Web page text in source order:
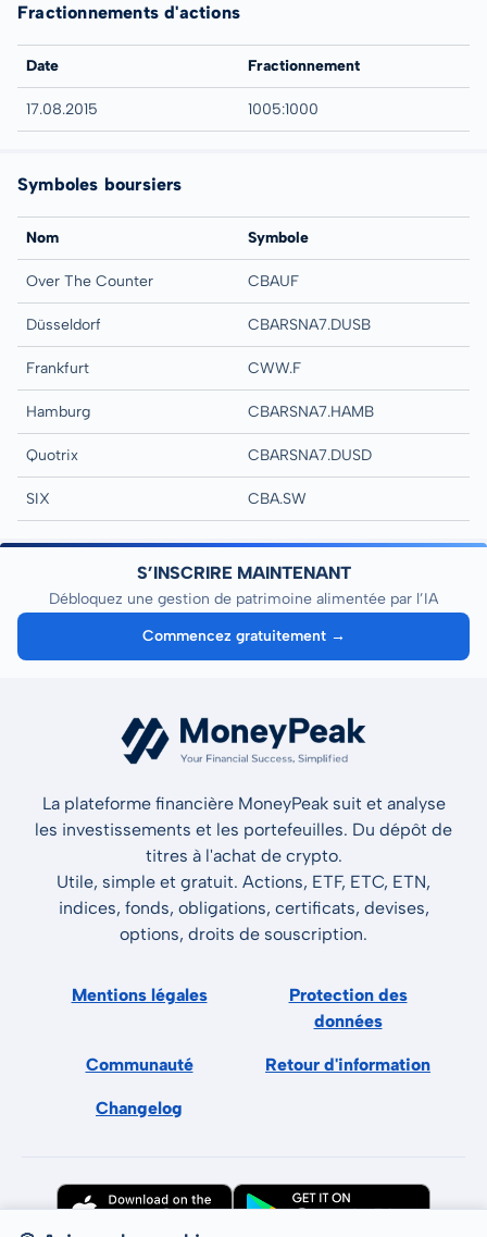
Fractionnements d'actions
Date Fractionnement
17.08.2015 1005:1000
Symboles boursiers
Nom Symbole
Over The Counter CBAUF
Düsseldorf CBARSNA7.DUSB
Frankfurt CWW.F
Hamburg CBARSNA7.HAMB
Quotrix CBARSNA7.DUSD
SIX CBA.SW
S’INSCRIRE MAINTENANT
Débloquez une gestion de patrimoine alimentée par l’IA
Commencez gratuitement →
La plateforme financière MoneyPeak suit et analyse
les investissements et les portefeuilles. Du dépôt de
titres à l'achat de crypto.
Utile, simple et gratuit. Actions, ETF, ETC, ETN,
indices, fonds, obligations, certificats, devises,
options, droits de souscription.
Mentions légales
Protection des
données
Communauté Retour d'information
Changelog